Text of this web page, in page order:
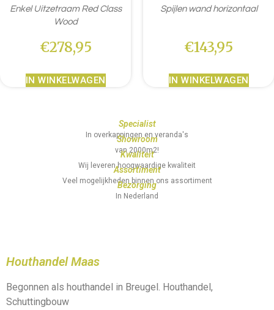
Enkel Uitzetraam Red Class
Wood
€278,95
IN WINKELWAGEN
Spijlen wand horizontaal
€143,95
IN WINKELWAGEN
Specialist
In overkappingen en veranda's
Showroom
van 2000m2!
Kwaliteit
Wij leveren hoogwaardige kwaliteit
Assortiment
Veel mogelijkheden binnen ons assortiment
Bezorging
In Nederland
Houthandel Maas
Begonnen als houthandel in Breugel. Houthandel,
Schuttingbouw